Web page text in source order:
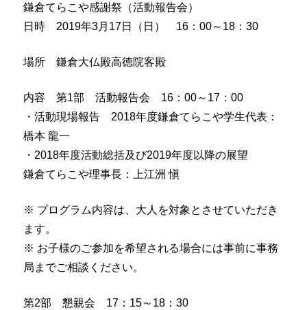
鎌倉てらこや感謝祭 （活動報告会）
日時 2019年3月17日（日） 16：00～18：30
場所 鎌倉大仏殿高徳院客殿
内容 第1部 活動報告会 16：00～17：00
・活動現場報告 2018年度鎌倉てらこや学生代表：
橋本 龍一
・2018年度活動総括及び2019年度以降の展望
鎌倉てらこや理事長：上江洲 愼
※ プログラム内容は、大人を対象とさせていただき
ます。
※ お子様のご参加を希望される場合には事前に事務
局までご相談ください。
第2部 懇親会 17：15～18：30